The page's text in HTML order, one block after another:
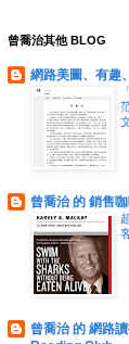
曾喬治其他 BLOG
網路美圖、有趣
曾喬治 的 銷售
曾喬治 的 網路